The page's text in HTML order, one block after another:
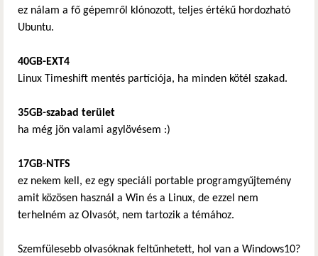
ez nálam a fő gépemről klónozott, teljes értékű hordozható
Ubuntu.
40GB-EXT4
Linux Timeshift mentés partíciója, ha minden kötél szakad.
35GB-szabad terület
ha még jön valami agylövésem :)
17GB-NTFS
ez nekem kell, ez egy speciáli portable programgyűjtemény
amit közösen használ a Win és a Linux, de ezzel nem
terhelném az Olvasót, nem tartozik a témához.
Szemfülesebb olvasóknak feltűnhetett, hol van a Windows10?